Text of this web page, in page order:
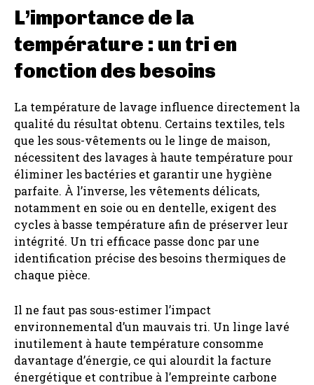
L’importance de la
température : un tri en
fonction des besoins
La température de lavage influence directement la
qualité du résultat obtenu. Certains textiles, tels
que les sous-vêtements ou le linge de maison,
nécessitent des lavages à haute température pour
éliminer les bactéries et garantir une hygiène
parfaite. À l’inverse, les vêtements délicats,
notamment en soie ou en dentelle, exigent des
cycles à basse température afin de préserver leur
intégrité. Un tri efficace passe donc par une
identification précise des besoins thermiques de
chaque pièce.
Il ne faut pas sous-estimer l’impact
environnemental d’un mauvais tri. Un linge lavé
inutilement à haute température consomme
davantage d’énergie, ce qui alourdit la facture
énergétique et contribue à l’empreinte carbone